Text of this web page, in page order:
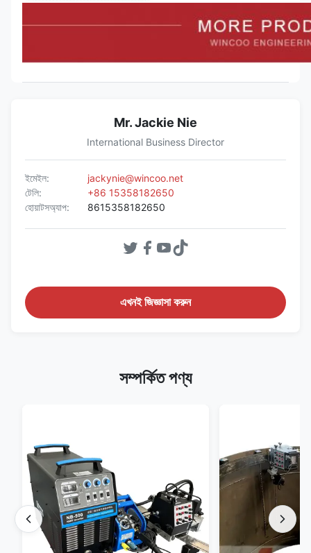
Mr. Jackie Nie
International Business Director
ইমেইল:
jackynie@wincoo.net
টেলি:
+86 15358182650
হোয়াটসঅ্যাপ:
8615358182650
এখনই জিজ্ঞাসা করুন
সম্পর্কিত পণ্য